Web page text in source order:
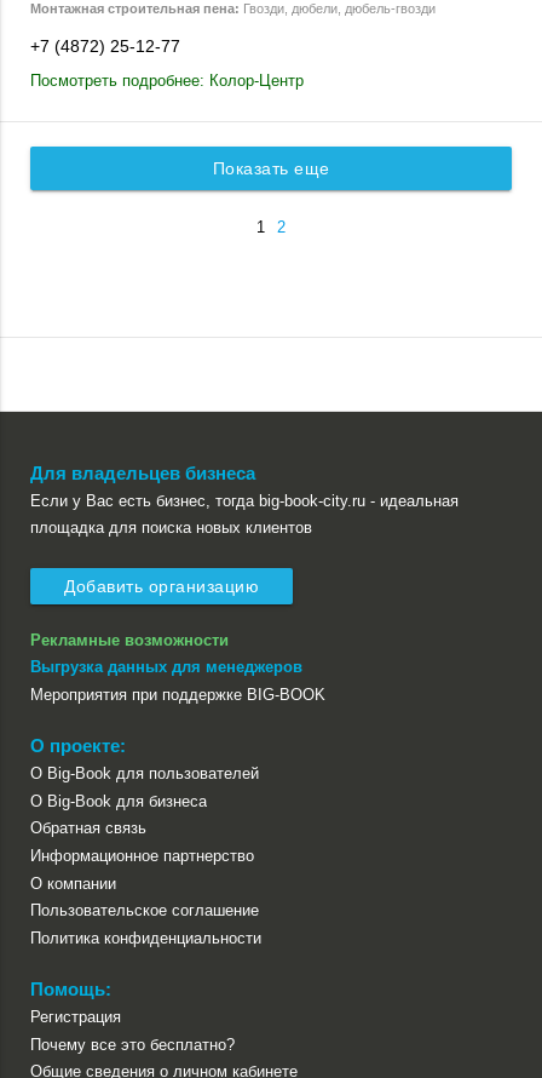
Монтажная строительная пена: Гвозди, дюбели, дюбель-гвозди
+7 (4872) 25-12-77
Посмотреть подробнее: Колор-Центр
Показать еще
1 2
Для владельцев бизнеса
Если у Вас есть бизнес, тогда big-book-city.ru - идеальная
площадка для поиска новых клиентов
Добавить организацию
Рекламные возможности
Выгрузка данных для менеджеров
Мероприятия при поддержке BIG-BOOK
О проекте:
О Big-Book для пользователей
О Big-Book для бизнеса
Обратная связь
Информационное партнерство
О компании
Пользовательское соглашение
Политика конфиденциальности
Помощь:
Регистрация
Почему все это бесплатно?
Общие сведения о личном кабинете